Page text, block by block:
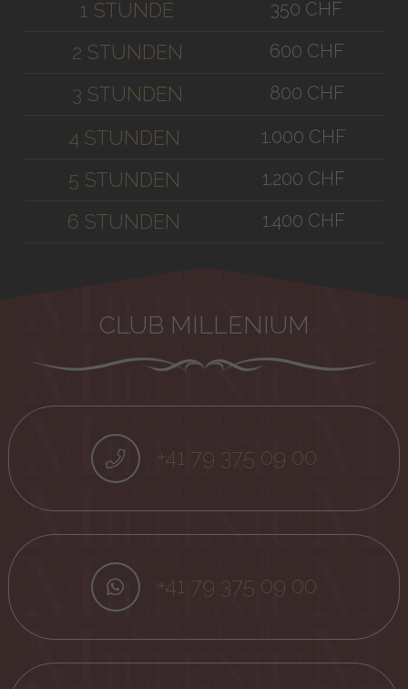
1 STUNDE 350 CHF
2 STUNDEN 600 CHF
3 STUNDEN 800 CHF
4 STUNDEN 1.000 CHF
5 STUNDEN 1.200 CHF
6 STUNDEN 1.400 CHF
CLUB MILLENIUM
+41 79 375 09 00
+41 79 375 09 00